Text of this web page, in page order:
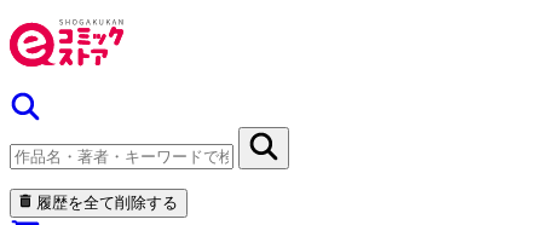
履歴を全て削除する